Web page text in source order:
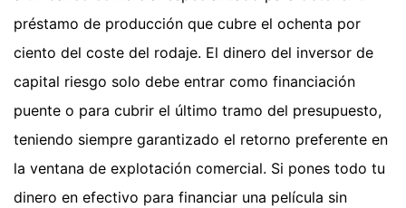
préstamo de producción que cubre el ochenta por
ciento del coste del rodaje. El dinero del inversor de
capital riesgo solo debe entrar como financiación
puente o para cubrir el último tramo del presupuesto,
teniendo siempre garantizado el retorno preferente en
la ventana de explotación comercial. Si pones todo tu
dinero en efectivo para financiar una película sin